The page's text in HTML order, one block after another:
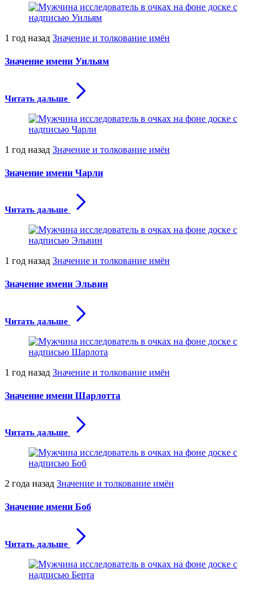
1 год назад Значение и толкование имён
Значение имени Уильям
Читать дальше
1 год назад Значение и толкование имён
Значение имени Чарли
Читать дальше
1 год назад Значение и толкование имён
Значение имени Эльвин
Читать дальше
1 год назад Значение и толкование имён
Значение имени Шарлотта
Читать дальше
2 года назад Значение и толкование имён
Значение имени Боб
Читать дальше